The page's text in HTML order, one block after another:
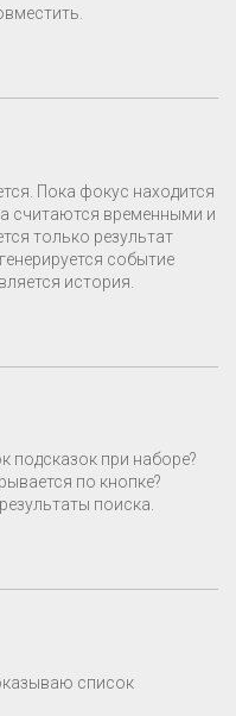
Пока фокус находится
считаются временными и
только результат
событие
история.
подсказок при наборе?
по кнопке?
поиска.
список